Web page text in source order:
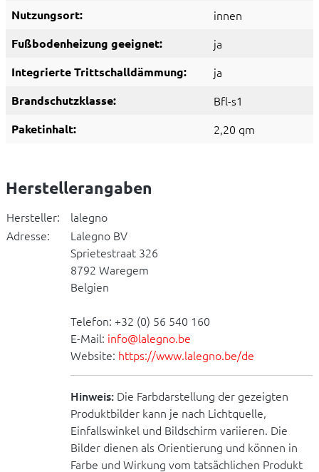
Nutzungsort: innen
Fußbodenheizung geeignet: ja
Integrierte Trittschalldämmung: ja
Brandschutzklasse: Bfl-s1
Paketinhalt: 2,20 qm
Herstellerangaben
Hersteller:
lalegno
Adresse:
Lalegno BV
Sprietestraat 326
8792 Waregem
Belgien
Telefon: +32 (0) 56 540 160
E-Mail: info@lalegno.be
Website: https://www.lalegno.be/de
Hinweis: Die Farbdarstellung der gezeigten
Produktbilder kann je nach Lichtquelle,
Einfallswinkel und Bildschirm variieren. Die
Bilder dienen als Orientierung und können in
Farbe und Wirkung vom tatsächlichen Produkt